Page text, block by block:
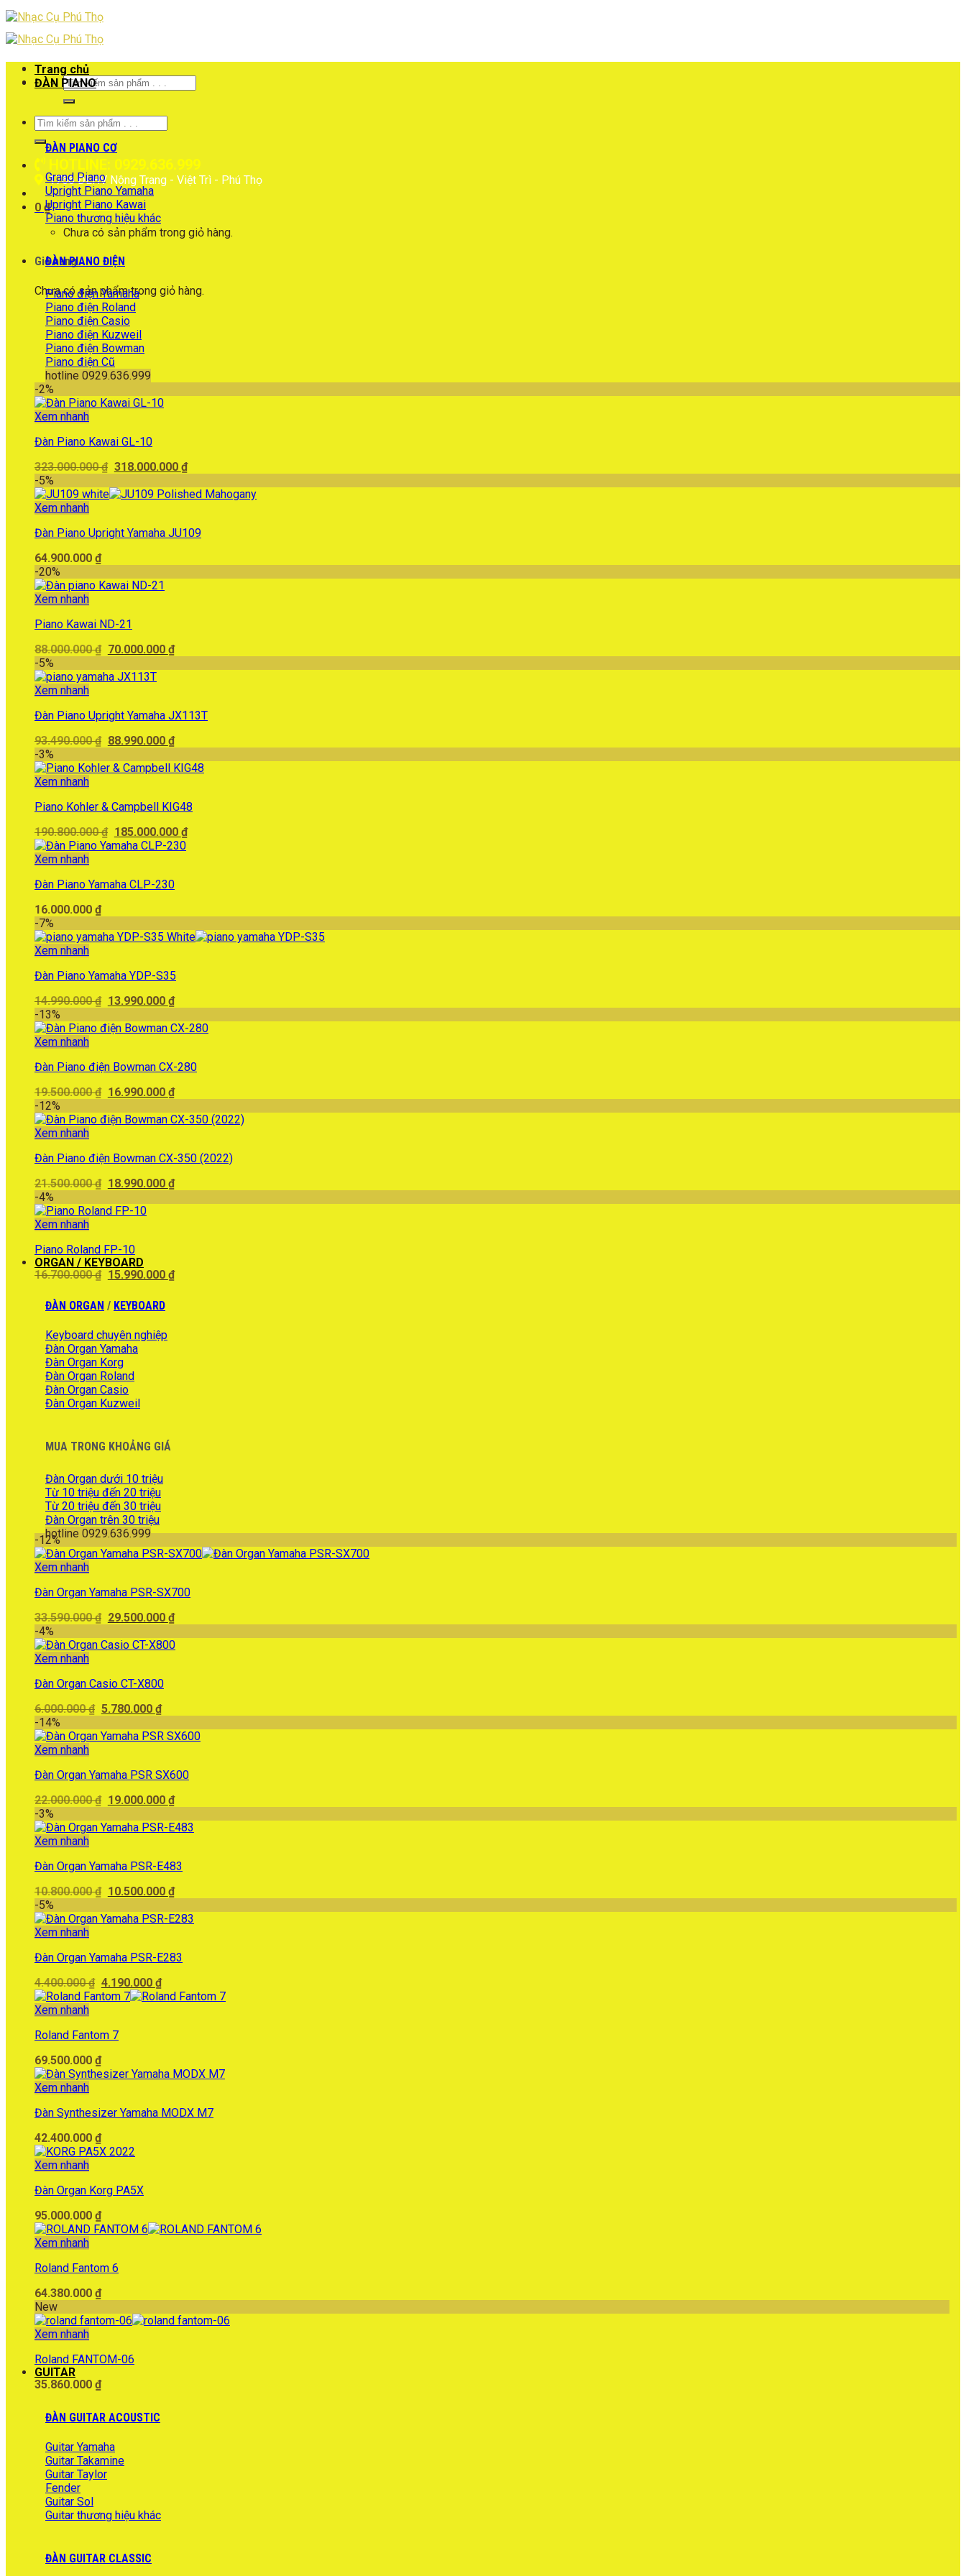
Skip
to
content
Tìm
kiếm:
Tìm
kiếm:
HOTLINE: 0929.636.999
1766 ĐLHV Nông Trang - Việt Trì - Phú Thọ
0 ₫
Chưa có sản phẩm trong giỏ hàng.
Giỏ hàng
Chưa có sản phẩm trong giỏ hàng.
Trang chủ
ĐÀN PIANO
ĐÀN PIANO CƠ
Grand Piano
Upright Piano Yamaha
Upright Piano Kawai
Piano thương hiệu khác
ĐÀN PIANO ĐIỆN
Piano điện Yamaha
Piano điện Roland
Piano điện Casio
Piano điện Kuzweil
Piano điện Bowman
Piano điện Cũ
hotline 0929.636.999
-2%
Xem nhanh
Đàn Piano Kawai GL-10
323.000.000₫ Giá
là:
318.000.000 ₫Giá
tại
-5%
Xem nhanh
Đàn Piano Upright Yamaha JU109
64.900.000 ₫
-20%
Xem nhanh
Piano Kawai ND-21
88.000.000₫ Giá
là:
70.000.000 ₫Giá
-5%
Xem nhanh
Đàn Piano Upright Yamaha JX113T
93.490.000₫ Giá
là:
88.990.000 ₫Giá
tại
-3%
Xem nhanh
Piano Kohler & Campbell KIG48
190.800.000₫ Giá
gốc
185.000.000 ₫Giá
Xem nhanh
Đàn Piano Yamaha CLP-230
16.000.000 ₫
-7%
Xem nhanh
Đàn Piano Yamaha YDP-S35
14.990.000₫ Giá
là:
13.990.000 ₫Giá
tại
-13%
Xem nhanh
Đàn Piano điện Bowman CX-280
19.500.000₫ Giá
là:
16.990.000 ₫Giá
tại
-12%
Xem nhanh
Đàn Piano điện Bowman CX-350 (2022)
21.500.000₫ Giá
là:
18.990.000 ₫Giá
-4%
Xem nhanh
Piano Roland FP-10
16.700.000₫ Giá
là:
16.700.000 ₫.
15.990.000 ₫Giá
ORGAN / KEYBOARD
ĐÀN ORGAN / KEYBOARD
Keyboard chuyên nghiệp
Đàn Organ Yamaha
Đàn Organ Korg
Đàn Organ Roland
Đàn Organ Casio
Đàn Organ Kuzweil
MUA TRONG KHOẢNG GIÁ
Đàn Organ dưới 10 triệu
Từ 10 triệu đến 20 triệu
Từ 20 triệu đến 30 triệu
Đàn Organ trên 30 triệu
hotline 0929.636.999
-12%
Xem nhanh
Đàn Organ Yamaha PSR-SX700
33.590.000₫ Giá
là:
29.500.000 ₫Giá
tại
-4%
Xem nhanh
Đàn Organ Casio CT-X800
6.000.000₫ Giá
là:
5.780.000 ₫Giá
tại
-14%
Xem nhanh
Đàn Organ Yamaha PSR SX600
22.000.000₫ Giá
là:
19.000.000 ₫Giá
tại
-3%
Xem nhanh
Đàn Organ Yamaha PSR-E483
10.800.000₫ Giá
là:
10.500.000 ₫Giá
tại
-5%
Xem nhanh
Đàn Organ Yamaha PSR-E283
4.400.000₫ Giá
gốc
4.190.000 ₫Giá
hiện
Xem nhanh
Roland Fantom 7
69.500.000 ₫
Xem nhanh
Đàn Synthesizer Yamaha MODX M7
42.400.000 ₫
Xem nhanh
Đàn Organ Korg PA5X
95.000.000 ₫
Xem nhanh
Roland Fantom 6
64.380.000 ₫
New
Xem nhanh
Roland FANTOM-06
35.860.000 ₫
GUITAR
ĐÀN GUITAR ACOUSTIC
Guitar Yamaha
Guitar Takamine
Guitar Taylor
Fender
Guitar Sol
Guitar thương hiệu khác
ĐÀN GUITAR CLASSIC